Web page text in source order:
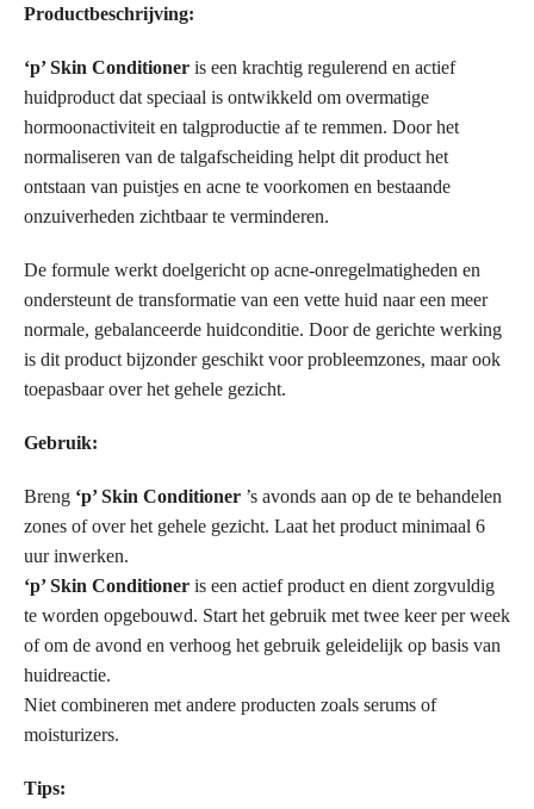
Productbeschrijving:
‘p’ Skin Conditioner is een krachtig regulerend en actief
huidproduct dat speciaal is ontwikkeld om overmatige
hormoonactiviteit en talgproductie af te remmen. Door het
normaliseren van de talgafscheiding helpt dit product het
ontstaan van puistjes en acne te voorkomen en bestaande
onzuiverheden zichtbaar te verminderen.
De formule werkt doelgericht op acne-onregelmatigheden en
ondersteunt de transformatie van een vette huid naar een meer
normale, gebalanceerde huidconditie. Door de gerichte werking
is dit product bijzonder geschikt voor probleemzones, maar ook
toepasbaar over het gehele gezicht.
Gebruik:
Breng ‘p’ Skin Conditioner ’s avonds aan op de te behandelen
zones of over het gehele gezicht. Laat het product minimaal 6
uur inwerken.
‘p’ Skin Conditioner is een actief product en dient zorgvuldig
te worden opgebouwd. Start het gebruik met twee keer per week
of om de avond en verhoog het gebruik geleidelijk op basis van
huidreactie.
Niet combineren met andere producten zoals serums of
moisturizers.
Tips: